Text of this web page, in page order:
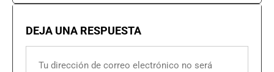
DEJA UNA RESPUESTA
Tu dirección de correo electrónico no será